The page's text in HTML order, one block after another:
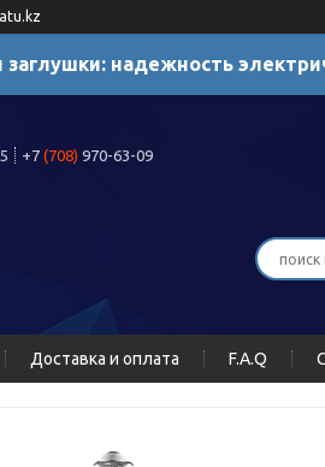
надежность
+7 (708) 970-63-09
Доставка и оплата F.A.Q